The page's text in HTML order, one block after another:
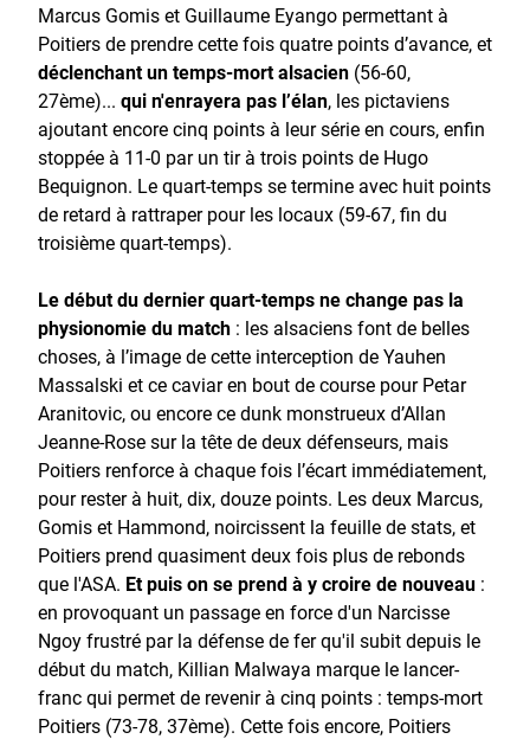
Marcus Gomis et Guillaume Eyango permettant à
Poitiers de prendre cette fois quatre points d’avance, et
déclenchant un temps-mort alsacien (56-60,
27ème)... qui n'enrayera pas l’élan, les pictaviens
ajoutant encore cinq points à leur série en cours, enfin
stoppée à 11-0 par un tir à trois points de Hugo
Bequignon. Le quart-temps se termine avec huit points
de retard à rattraper pour les locaux (59-67, fin du
troisième quart-temps).
Le début du dernier quart-temps ne change pas la
physionomie du match : les alsaciens font de belles
choses, à l’image de cette interception de Yauhen
Massalski et ce caviar en bout de course pour Petar
Aranitovic, ou encore ce dunk monstrueux d’Allan
Jeanne-Rose sur la tête de deux défenseurs, mais
Poitiers renforce à chaque fois l’écart immédiatement,
pour rester à huit, dix, douze points. Les deux Marcus,
Gomis et Hammond, noircissent la feuille de stats, et
Poitiers prend quasiment deux fois plus de rebonds
que l'ASA. Et puis on se prend à y croire de nouveau :
en provoquant un passage en force d'un Narcisse
Ngoy frustré par la défense de fer qu'il subit depuis le
début du match, Killian Malwaya marque le lancer-
franc qui permet de revenir à cinq points : temps-mort
Poitiers (73-78, 37ème). Cette fois encore, Poitiers